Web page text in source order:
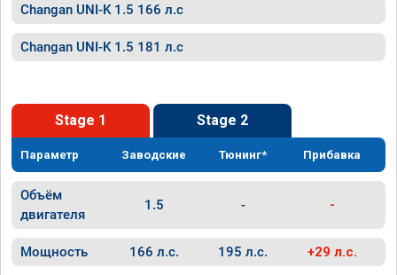
Changan UNI-K 1.5 166 л.с
Changan UNI-K 1.5 181 л.с
Stage 1 Stage 2
Параметр Заводские Тюнинг* Прибавка
Объём
двигателя
1.5 - -
Мощность 166 л.с. 195 л.с. +29 л.с.